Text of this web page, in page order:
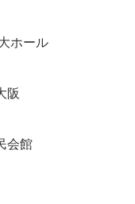
ホール
阪
会館